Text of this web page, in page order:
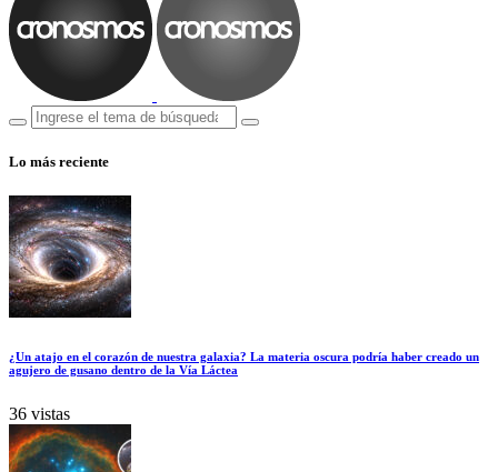
Lo más reciente
¿Un atajo en el corazón de nuestra galaxia? La materia oscura podría haber creado un
agujero de gusano dentro de la Vía Láctea
36 vistas